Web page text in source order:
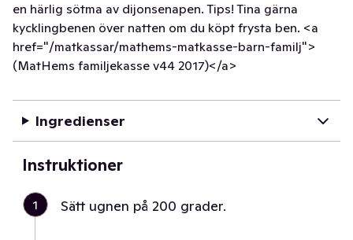
en härlig sötma av dijonsenapen. Tips! Tina gärna
kycklingbenen över natten om du köpt frysta ben. <a
href="/matkassar/mathems-matkasse-barn-familj">
(MatHems familjekasse v44 2017)</a>
Ingredienser
Instruktioner
1 Sätt ugnen på 200 grader.